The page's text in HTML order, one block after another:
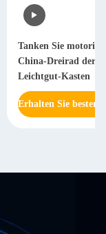
Tanken Sie
China-Dreirad der
Leichtgut-Kasten
Erhalten Sie besten